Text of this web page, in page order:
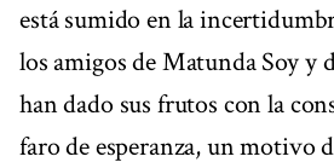
está sumido en la
los amigos de Matunda Soy y
han dado sus frutos con la
faro de esperanza, un motivo